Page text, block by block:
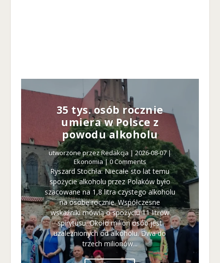
35 tys. osób rocznie
umiera w Polsce z
powodu alkoholu
utworzone przezRedakcja |2026-08-07|
Ekonomia| 0 Comments
Ryszard Stochła: Niecałe sto lat temu
spożycie alkoholu przez Polaków było
szacowane na 1,8 litra czystego alkoholu
na osobę rocznie. Współczesne
wskaźniki mówią o spożyciu 11 litrów
spirytusu. Około milion osób jest
uzależnionych od alkoholu. Dwa do
trzech milionów...
ja
k
st
r
o
n
a
je
st
u
ż
y
w
a
n
a.